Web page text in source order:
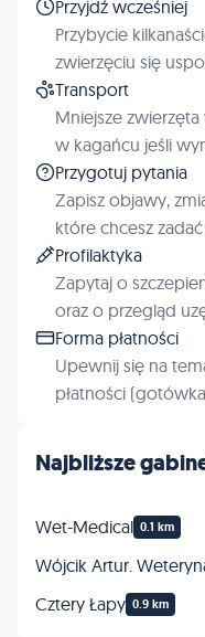
Najbliższe
Wet-Medical 0.1 km
Wójcik Artur.
Cztery Łapy 0.9 km
Przyjdź wcześniej
Przybycie
zwierzęciu się
Transport
Mniejsze
w kagańcu jeśli
Przygotuj pytania
Zapisz objawy,
które chcesz
Profilaktyka
Zapytaj o
oraz o przegląd
Forma płatności
Upewnij się na
płatności